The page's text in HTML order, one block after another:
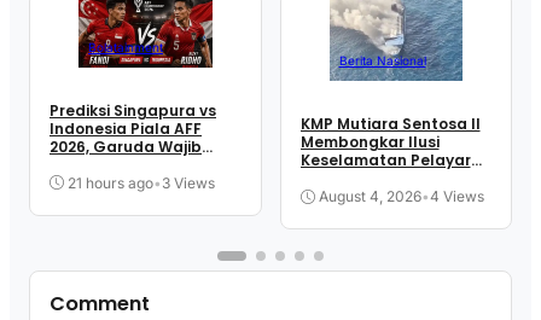
Bolatainment
Prediksi Singapura vs
Indonesia Piala AFF
2026, Garuda Wajib
21 hours ago• 3 Views
Berita Nasional
KMP Mutiara Sentosa II
Membongkar Ilusi
Keselamatan Pelayaran
August 4, 2026•4 Views
Comment